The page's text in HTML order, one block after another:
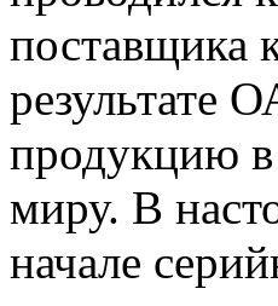
поставщика
результате
продукцию в
миру. В
начале